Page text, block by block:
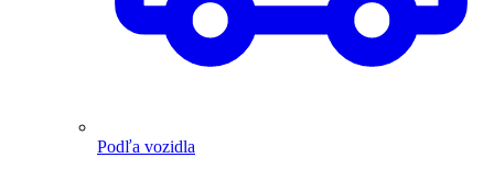
Podľa vozidla